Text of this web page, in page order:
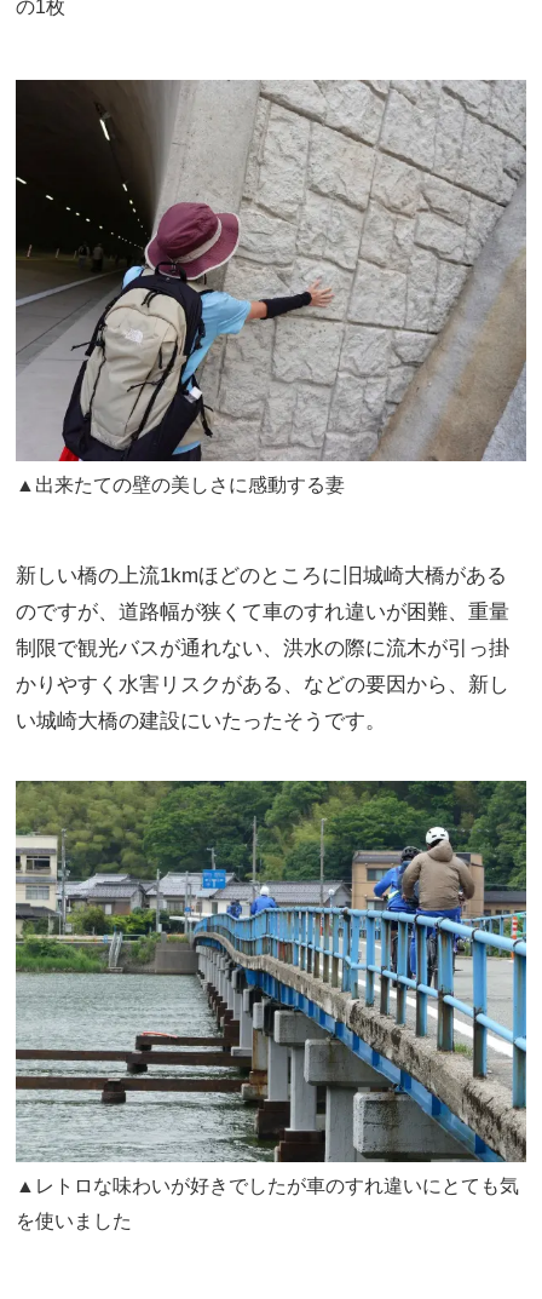
の1枚
▲出来たての壁の美しさに感動する妻
新しい橋の上流1kmほどのところに旧城崎大橋がある
のですが、道路幅が狭くて車のすれ違いが困難、重量
制限で観光バスが通れない、洪水の際に流木が引っ掛
かりやすく水害リスクがある、などの要因から、新し
い城崎大橋の建設にいたったそうです。
▲レトロな味わいが好きでしたが車のすれ違いにとても気
を使いました